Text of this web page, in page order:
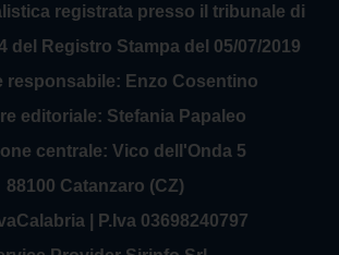
registrata presso il tribunale di
del Registro Stampa del 05/07/2019
responsabile: Enzo Cosentino
editoriale: Stefania Papaleo
centrale: Vico dell'Onda 5
88100 Catanzaro (CZ)
| P.Iva 03698240797